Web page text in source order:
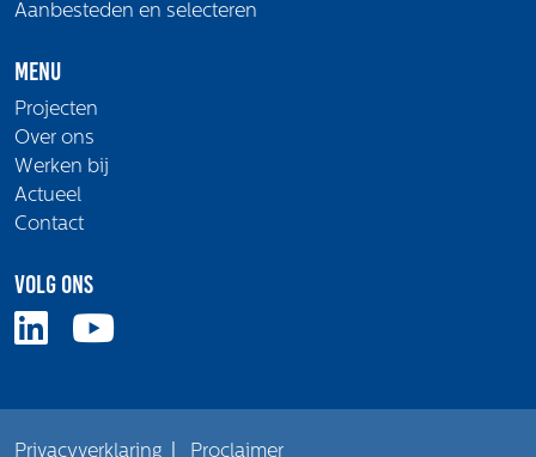
Aanbesteden en selecteren
Menu
Projecten
Over ons
Werken bij
Actueel
Contact
Volg ons
Privacyverklaring Proclaimer